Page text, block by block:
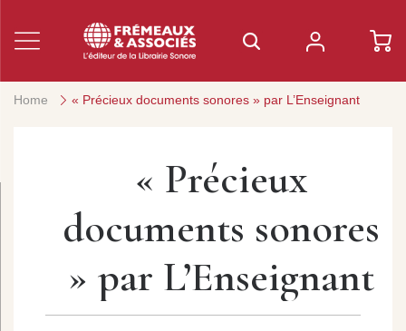
Home « Précieux documents sonores » par L’Enseignant
« Précieux
documents sonores
» par L’Enseignant